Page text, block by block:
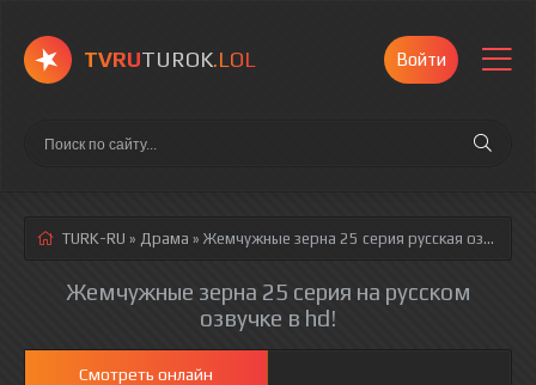
TVRUTUROK.LOL Войти
TURK-RU » Драма » Жемчужные зерна 25 серия русская озвучка полностью смотреть онлайн!
Жемчужные зерна 25 серия на русском
озвучке в hd!
Смотреть онлайн